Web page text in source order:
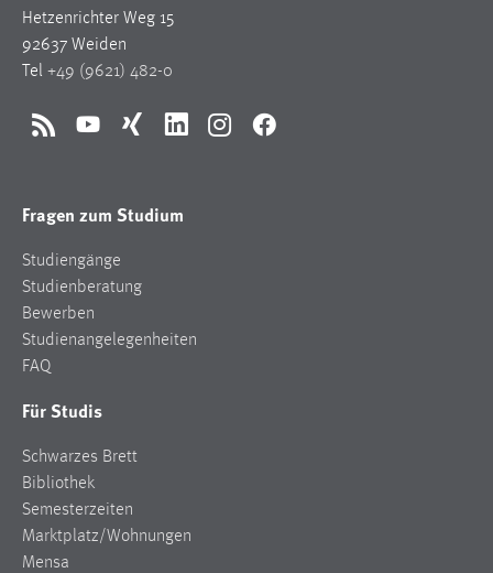
Hetzenrichter Weg 15
92637 Weiden
Tel +49 (9621) 482-0
RSS YouTubeXing LinkedInInstagramFacebook
Fragen zum Studium
Studiengänge
Studienberatung
Bewerben
Studienangelegenheiten
FAQ
Für Studis
Schwarzes Brett
Bibliothek
Semesterzeiten
Marktplatz/Wohnungen
Mensa